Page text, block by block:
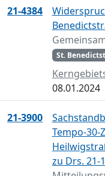
21-4384
St.
08.01.2024
21-3900
Tempo-30-
zu Drs. 21-